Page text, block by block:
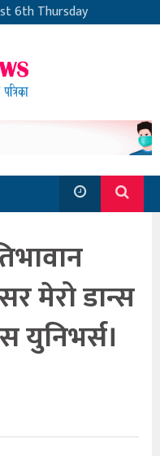
6th Thursday
मेरो डान्स
युनिभर्स।